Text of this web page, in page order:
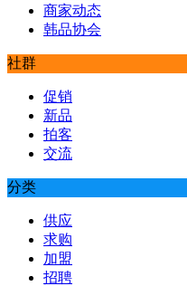
商家动态
韩品协会
社群
促销
新品
拍客
交流
分类
供应
求购
加盟
招聘